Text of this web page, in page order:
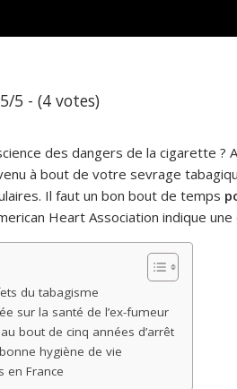
5 - (4 votes)
des dangers de la cigarette ?
à bout de votre sevrage
Il faut un bon bout de temps
Heart Association indique une
du tabagisme
sur la santé de l’ex-fumeur
bout de cinq années d’arrêt
hygiène de vie
en France